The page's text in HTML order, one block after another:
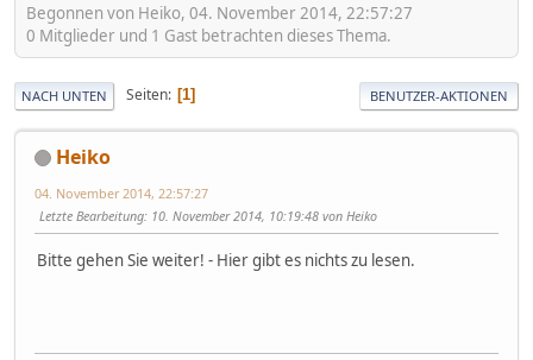
Begonnen von Heiko, 04. November 2014, 22:57:27
0 Mitglieder und 1 Gast betrachten dieses Thema.
NACH UNTEN Seiten 1 BENUTZER-AKTIONEN
Heiko
04. November 2014, 22:57:27
Letzte Bearbeitung: 10. November 2014, 10:19:48 von Heiko
Bitte gehen Sie weiter! - Hier gibt es nichts zu lesen.